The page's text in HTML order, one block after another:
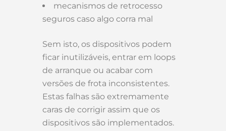
mecanismos de retrocesso
seguros caso algo corra mal
Sem isto, os dispositivos podem
ficar inutilizáveis, entrar em loops
de arranque ou acabar com
versões de frota inconsistentes.
Estas falhas são extremamente
caras de corrigir assim que os
dispositivos são implementados.